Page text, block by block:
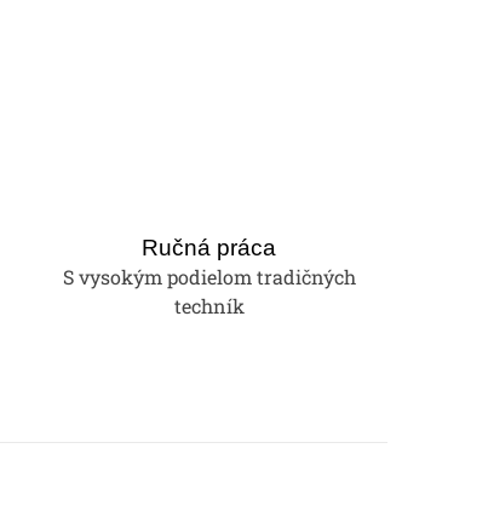
Ručná práca
S vysokým podielom tradičných
techník